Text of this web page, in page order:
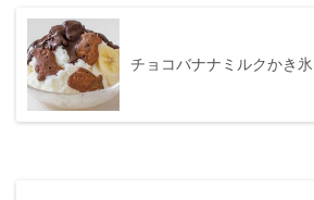
チョコバナナミルクかき氷